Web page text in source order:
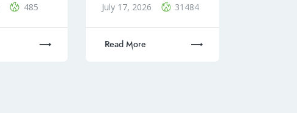
485 July 17, 2026 31484
Read More